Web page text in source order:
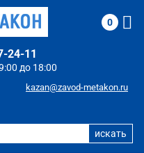
до 18:00
24-11
kazan@zavod-metakon.ru
0